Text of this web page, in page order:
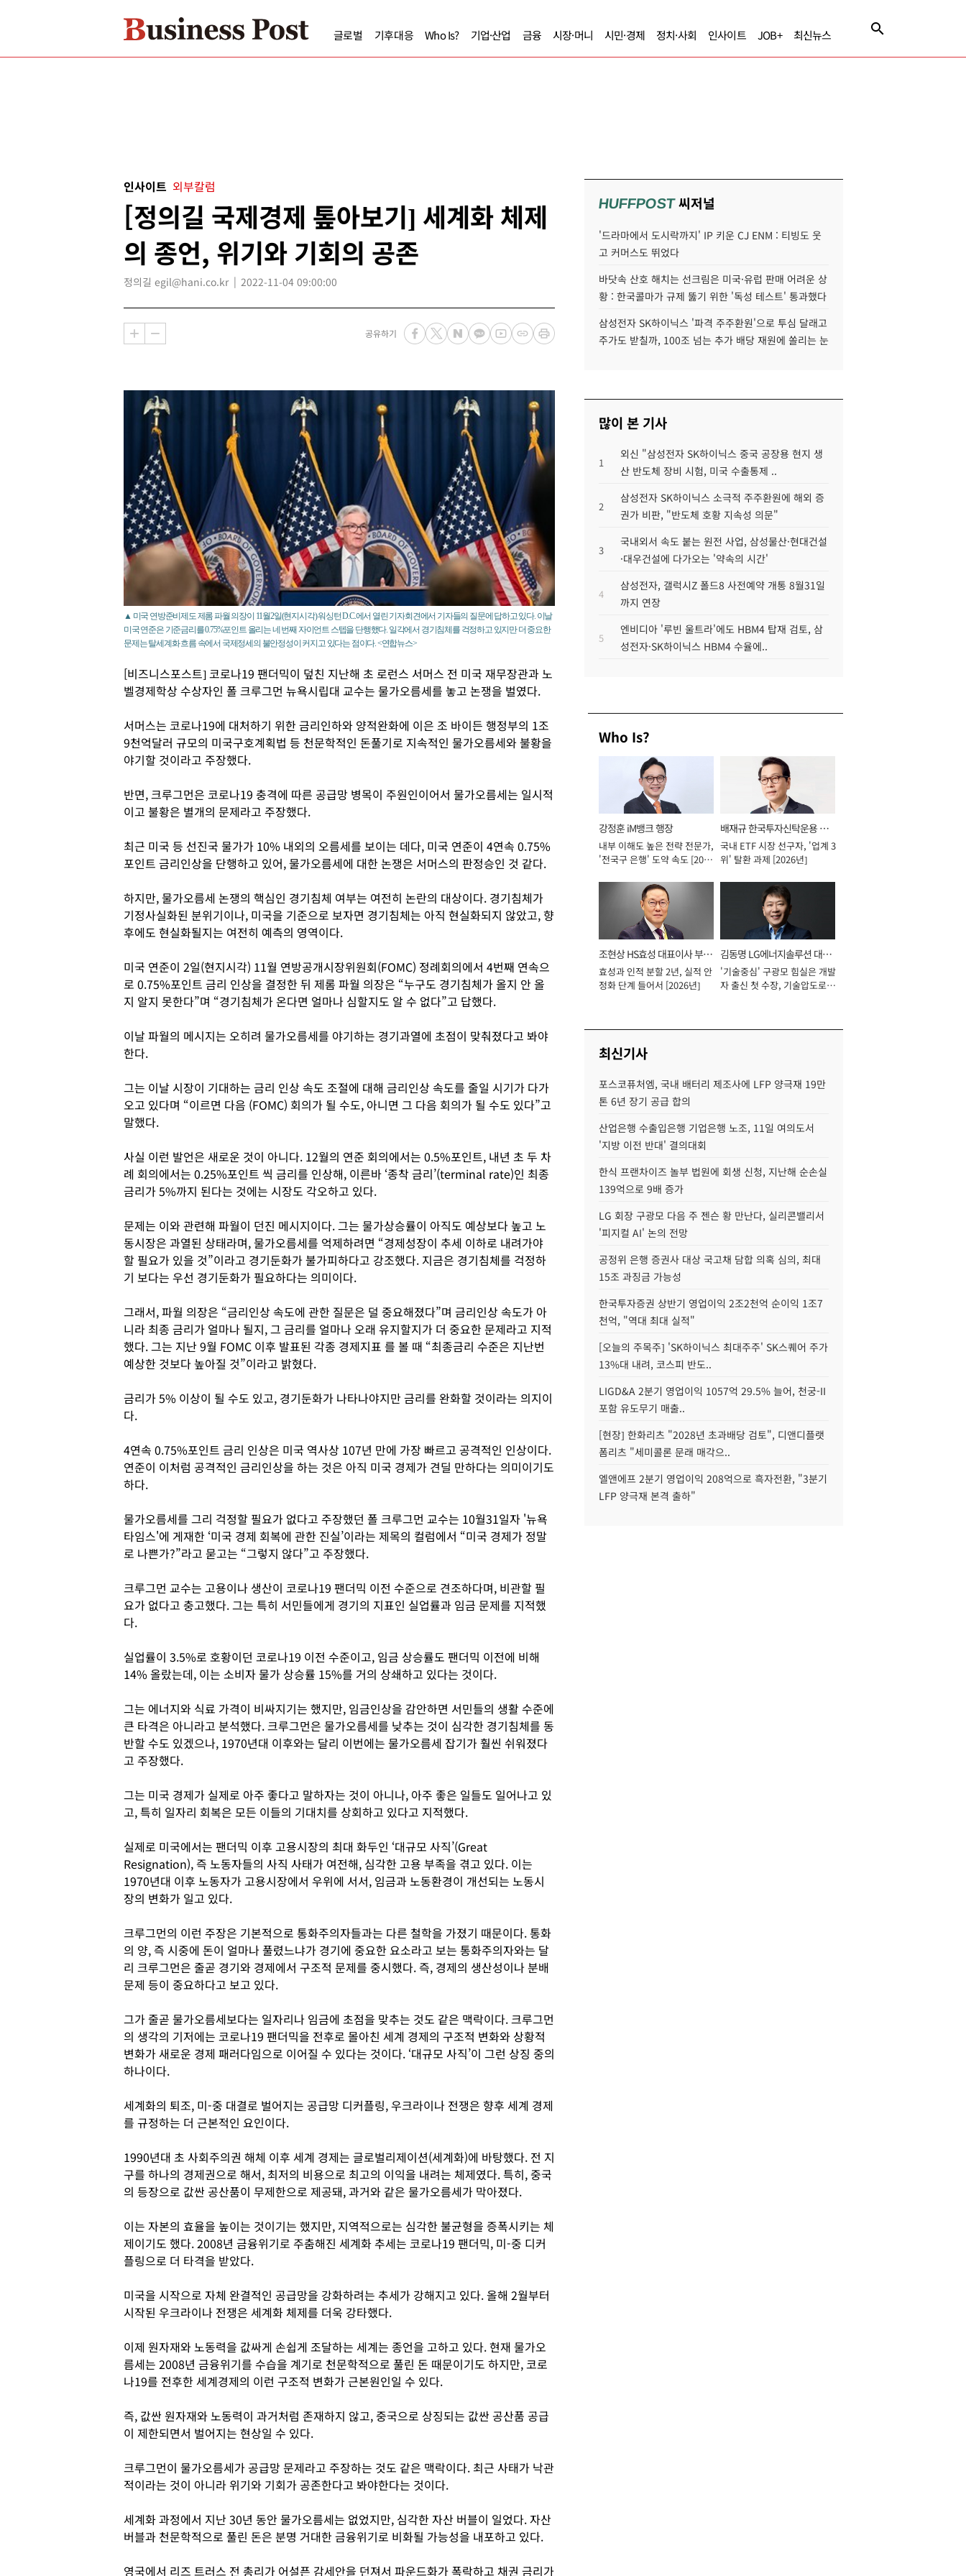
글로벌 기후대응 Who Is? 기업·산업 금융 시장·머니 시민·경제 정치·사회 인사이트 JOB+ 최신뉴스
인사이트 외부칼럼
[정의길 국제경제 톺아보기] 세계화 체제
의 종언, 위기와 기회의 공존
정의길 egil@hani.co.kr 2022-11-04 09:00:00
공유하기
▲ 미국 연방준비제도 제롬 파월 의장이 11월2일(현지시각) 워싱턴 D.C.에서 열린 기자회견에서 기자들의 질문에 답하고 있다. 이날
미국 연준은 기준금리를 0.75%포인트 올리는 네 번째 자이언트 스텝을 단행했다. 일각에서 경기침체를 걱정하고 있지만 더 중요한
문제는 탈세계화 흐름 속에서 국제정세의 불안정성이 커지고 있다는 점이다. <연합뉴스>
[비즈니스포스트] 코로나19 팬더믹이 덮친 지난해 초 로런스 서머스 전 미국 재무장관과 노
벨경제학상 수상자인 폴 크루그먼 뉴욕시립대 교수는 물가오름세를 놓고 논쟁을 벌였다.
서머스는 코로나19에 대처하기 위한 금리인하와 양적완화에 이은 조 바이든 행정부의 1조
9천억달러 규모의 미국구호계획법 등 천문학적인 돈풀기로 지속적인 물가오름세와 불황을
야기할 것이라고 주장했다.
반면, 크루그먼은 코로나19 충격에 따른 공급망 병목이 주원인이어서 물가오름세는 일시적
이고 불황은 별개의 문제라고 주장했다.
최근 미국 등 선진국 물가가 10% 내외의 오름세를 보이는 데다, 미국 연준이 4연속 0.75%
포인트 금리인상을 단행하고 있어, 물가오름세에 대한 논쟁은 서머스의 판정승인 것 같다.
하지만, 물가오름세 논쟁의 핵심인 경기침체 여부는 여전히 논란의 대상이다. 경기침체가
기정사실화된 분위기이나, 미국을 기준으로 보자면 경기침체는 아직 현실화되지 않았고, 향
후에도 현실화될지는 여전히 예측의 영역이다.
미국 연준이 2일(현지시각) 11월 연방공개시장위원회(FOMC) 정례회의에서 4번째 연속으
로 0.75%포인트 금리 인상을 결정한 뒤 제롬 파월 의장은 “누구도 경기침체가 올지 안 올
지 알지 못한다”며 “경기침체가 온다면 얼마나 심할지도 알 수 없다”고 답했다.
이날 파월의 메시지는 오히려 물가오름세를 야기하는 경기과열에 초점이 맞춰졌다고 봐야
한다.
그는 이날 시장이 기대하는 금리 인상 속도 조절에 대해 금리인상 속도를 줄일 시기가 다가
오고 있다며 “이르면 다음 (FOMC) 회의가 될 수도, 아니면 그 다음 회의가 될 수도 있다”고
말했다.
사실 이런 발언은 새로운 것이 아니다. 12월의 연준 회의에서는 0.5%포인트, 내년 초 두 차
례 회의에서는 0.25%포인트 씩 금리를 인상해, 이른바 ‘종착 금리’(terminal rate)인 최종
금리가 5%까지 된다는 것에는 시장도 각오하고 있다.
문제는 이와 관련해 파월이 던진 메시지이다. 그는 물가상승률이 아직도 예상보다 높고 노
동시장은 과열된 상태라며, 물가오름세를 억제하려면 “경제성장이 추세 이하로 내려가야
할 필요가 있을 것”이라고 경기둔화가 불가피하다고 강조했다. 지금은 경기침체를 걱정하
기 보다는 우선 경기둔화가 필요하다는 의미이다.
그래서, 파월 의장은 “금리인상 속도에 관한 질문은 덜 중요해졌다”며 금리인상 속도가 아
니라 최종 금리가 얼마나 될지, 그 금리를 얼마나 오래 유지할지가 더 중요한 문제라고 지적
했다. 그는 지난 9월 FOMC 이후 발표된 각종 경제지표 를 볼 때 “최종금리 수준은 지난번
예상한 것보다 높아질 것”이라고 밝혔다.
금리가 5% 이상이 될 수도 있고, 경기둔화가 나타나야지만 금리를 완화할 것이라는 의지이
다.
4연속 0.75%포인트 금리 인상은 미국 역사상 107년 만에 가장 빠르고 공격적인 인상이다.
연준이 이처럼 공격적인 금리인상을 하는 것은 아직 미국 경제가 견딜 만하다는 의미이기도
하다.
물가오름세를 그리 걱정할 필요가 없다고 주장했던 폴 크루그먼 교수는 10월31일자 '뉴욕
타임스'에 게재한 ‘미국 경제 회복에 관한 진실’이라는 제목의 컬럼에서 “미국 경제가 정말
로 나쁜가?”라고 묻고는 “그렇지 않다”고 주장했다.
크루그먼 교수는 고용이나 생산이 코로나19 팬더믹 이전 수준으로 견조하다며, 비관할 필
요가 없다고 충고했다. 그는 특히 서민들에게 경기의 지표인 실업률과 임금 문제를 지적했
다.
실업률이 3.5%로 호황이던 코로나19 이전 수준이고, 임금 상승률도 팬더믹 이전에 비해
14% 올랐는데, 이는 소비자 물가 상승률 15%를 거의 상쇄하고 있다는 것이다.
그는 에너지와 식료 가격이 비싸지기는 했지만, 임금인상을 감안하면 서민들의 생활 수준에
큰 타격은 아니라고 분석했다. 크루그먼은 물가오름세를 낮추는 것이 심각한 경기침체를 동
반할 수도 있겠으나, 1970년대 이후와는 달리 이번에는 물가오름세 잡기가 훨씬 쉬워졌다
고 주장했다.
그는 미국 경제가 실제로 아주 좋다고 말하자는 것이 아니나, 아주 좋은 일들도 일어나고 있
고, 특히 일자리 회복은 모든 이들의 기대치를 상회하고 있다고 지적했다.
실제로 미국에서는 팬더믹 이후 고용시장의 최대 화두인 ‘대규모 사직’(Great
Resignation), 즉 노동자들의 사직 사태가 여전해, 심각한 고용 부족을 겪고 있다. 이는
1970년대 이후 노동자가 고용시장에서 우위에 서서, 임금과 노동환경이 개선되는 노동시
장의 변화가 일고 있다.
크루그먼의 이런 주장은 기본적으로 통화주의자들과는 다른 철학을 가졌기 때문이다. 통화
의 양, 즉 시중에 돈이 얼마나 풀렸느냐가 경기에 중요한 요소라고 보는 통화주의자와는 달
리 크루그먼은 줄곧 경기와 경제에서 구조적 문제를 중시했다. 즉, 경제의 생산성이나 분배
문제 등이 중요하다고 보고 있다.
그가 줄곧 물가오름세보다는 일자리나 임금에 초점을 맞추는 것도 같은 맥락이다. 크루그먼
의 생각의 기저에는 코로나19 팬더믹을 전후로 몰아친 세계 경제의 구조적 변화와 상황적
변화가 새로운 경제 패러다임으로 이어질 수 있다는 것이다. ‘대규모 사직’이 그런 상징 중의
하나이다.
세계화의 퇴조, 미-중 대결로 벌어지는 공급망 디커플링, 우크라이나 전쟁은 향후 세계 경제
를 규정하는 더 근본적인 요인이다.
1990년대 초 사회주의권 해체 이후 세계 경제는 글로벌리제이션(세계화)에 바탕했다. 전 지
구를 하나의 경제권으로 해서, 최저의 비용으로 최고의 이익을 내려는 체제였다. 특히, 중국
의 등장으로 값싼 공산품이 무제한으로 제공돼, 과거와 같은 물가오름세가 막아졌다.
이는 자본의 효율을 높이는 것이기는 했지만, 지역적으로는 심각한 불균형을 증폭시키는 체
제이기도 했다. 2008년 금융위기로 주춤해진 세계화 추세는 코로나19 팬더믹, 미-중 디커
플링으로 더 타격을 받았다.
미국을 시작으로 자체 완결적인 공급망을 강화하려는 추세가 강해지고 있다. 올해 2월부터
시작된 우크라이나 전쟁은 세계화 체제를 더욱 강타했다.
이제 원자재와 노동력을 값싸게 손쉽게 조달하는 세계는 종언을 고하고 있다. 현재 물가오
름세는 2008년 금융위기를 수습을 계기로 천문학적으로 풀린 돈 때문이기도 하지만, 코로
나19를 전후한 세계경제의 이런 구조적 변화가 근본원인일 수 있다.
즉, 값싼 원자재와 노동력이 과거처럼 존재하지 않고, 중국으로 상징되는 값싼 공산품 공급
이 제한되면서 벌어지는 현상일 수 있다.
크루그먼이 물가오름세가 공급망 문제라고 주장하는 것도 같은 맥락이다. 최근 사태가 낙관
적이라는 것이 아니라 위기와 기회가 공존한다고 봐야한다는 것이다.
세계화 과정에서 지난 30년 동안 물가오름세는 없었지만, 심각한 자산 버블이 일었다. 자산
버블과 천문학적으로 풀린 돈은 분명 거대한 금융위기로 비화될 가능성을 내포하고 있다.
영국에서 리즈 트러스 전 총리가 어설픈 감세안을 던져서 파운드화가 폭락하고 채권 금리가
HUFFPOST씨저널
'드라마에서 도시락까지' IP 키운 CJ ENM : 티빙도 웃
고 커머스도 뛰었다
바닷속 산호 해치는 선크림은 미국·유럽 판매 어려운 상
황 : 한국콜마가 규제 뚫기 위한 '독성 테스트' 통과했다
삼성전자 SK하이닉스 '파격 주주환원'으로 투심 달래고
주가도 받칠까, 100조 넘는 추가 배당 재원에 쏠리는 눈
많이 본 기사
1
외신 "삼성전자 SK하이닉스 중국 공장용 현지 생
산 반도체 장비 시험, 미국 수출통제 ..
2
삼성전자 SK하이닉스 소극적 주주환원에 해외 증
권가 비판, "반도체 호황 지속성 의문"
3
국내외서 속도 붙는 원전 사업, 삼성물산·현대건설
·대우건설에 다가오는 '약속의 시간'
4
삼성전자, 갤럭시Z 폴드8 사전예약 개통 8월31일
까지 연장
5
엔비디아 '루빈 울트라'에도 HBM4 탑재 검토, 삼
성전자·SK하이닉스 HBM4 수율에..
Who Is?
강정훈 iM뱅크 행장
내부 이해도 높은 전략 전문가,
'전국구 은행' 도약 속도 [2026
배재규 한국투자신탁운용 대
표이사 사장
국내 ETF 시장 선구자, '업계 3
위' 탈환 과제 [2026년]
조현상 HS효성 대표이사 부회
장
효성과 인적 분할 2년, 실적 안
정화 단계 들어서 [2026년]
김동명 LG에너지솔루션 대표
이사 사장
'기술중심' 구광모 힘실은 개발
자 출신 첫 수장, 기술압도로
최신기사
포스코퓨처엠, 국내 배터리 제조사에 LFP 양극재 19만
톤 6년 장기 공급 합의
산업은행 수출입은행 기업은행 노조, 11일 여의도서
'지방 이전 반대' 결의대회
한식 프랜차이즈 놀부 법원에 회생 신청, 지난해 순손실
139억으로 9배 증가
LG 회장 구광모 다음 주 젠슨 황 만난다, 실리콘밸리서
'피지컬 AI' 논의 전망
공정위 은행 증권사 대상 국고채 담합 의혹 심의, 최대
15조 과징금 가능성
한국투자증권 상반기 영업이익 2조2천억 순이익 1조7
천억, "역대 최대 실적"
[오늘의 주목주] 'SK하이닉스 최대주주' SK스퀘어 주가
13%대 내려, 코스피 반도..
LIGD&A 2분기 영업이익 1057억 29.5% 늘어, 천궁-II
포함 유도무기 매출..
[현장] 한화리츠 "2028년 초과배당 검토", 디앤디플랫
폼리츠 "세미콜론 문래 매각으..
엘앤에프 2분기 영업이익 208억으로 흑자전환, "3분기
LFP 양극재 본격 출하"